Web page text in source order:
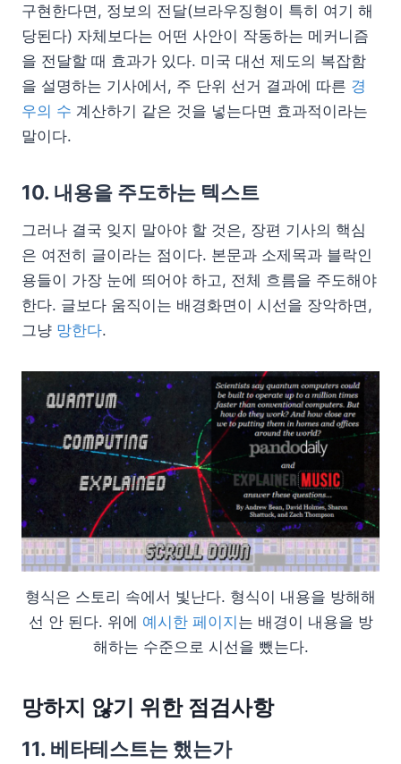
구현한다면, 정보의 전달(브라우징형이 특히 여기 해
당된다) 자체보다는 어떤 사안이 작동하는 메커니즘
을 전달할 때 효과가 있다. 미국 대선 제도의 복잡함
을 설명하는 기사에서, 주 단위 선거 결과에 따른 경
우의 수 계산하기 같은 것을 넣는다면 효과적이라는
말이다.
10. 내용을 주도하는 텍스트
그러나 결국 잊지 말아야 할 것은, 장편 기사의 핵심
은 여전히 글이라는 점이다. 본문과 소제목과 블락인
용들이 가장 눈에 띄어야 하고, 전체 흐름을 주도해야
한다. 글보다 움직이는 배경화면이 시선을 장악하면,
그냥 망한다.
형식은 스토리 속에서 빛난다. 형식이 내용을 방해해
선 안 된다. 위에 예시한 페이지는 배경이 내용을 방
해하는 수준으로 시선을 뺐는다.
망하지 않기 위한 점검사항
11. 베타테스트는 했는가